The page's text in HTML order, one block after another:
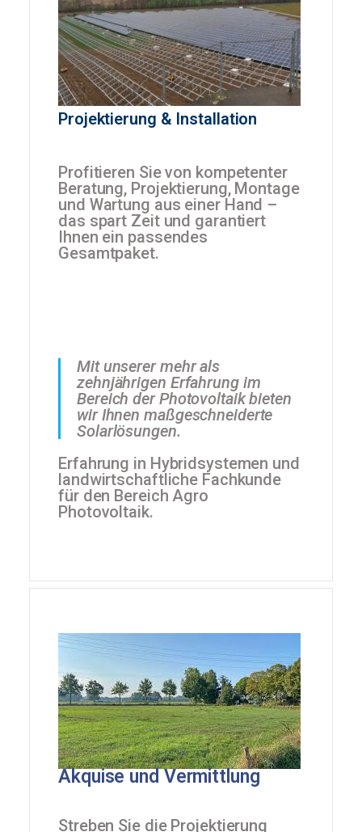
Projektierung &Installation
Profitieren Sie von kompetenter
Beratung, Projektierung, Montage
und Wartung aus einer Hand –
das spart Zeit und garantiert
Ihnen ein passendes
Gesamtpaket.
Mit unserer mehr als
zehnjährigen Erfahrung im
Bereich der Photovoltaik bieten
wir Ihnen maßgeschneiderte
Solarlösungen.
Erfahrung in Hybridsystemen und
landwirtschaftliche Fachkunde
für den Bereich Agro
Photovoltaik.
Akquise und Vermittlung
Streben Sie die Projektierung